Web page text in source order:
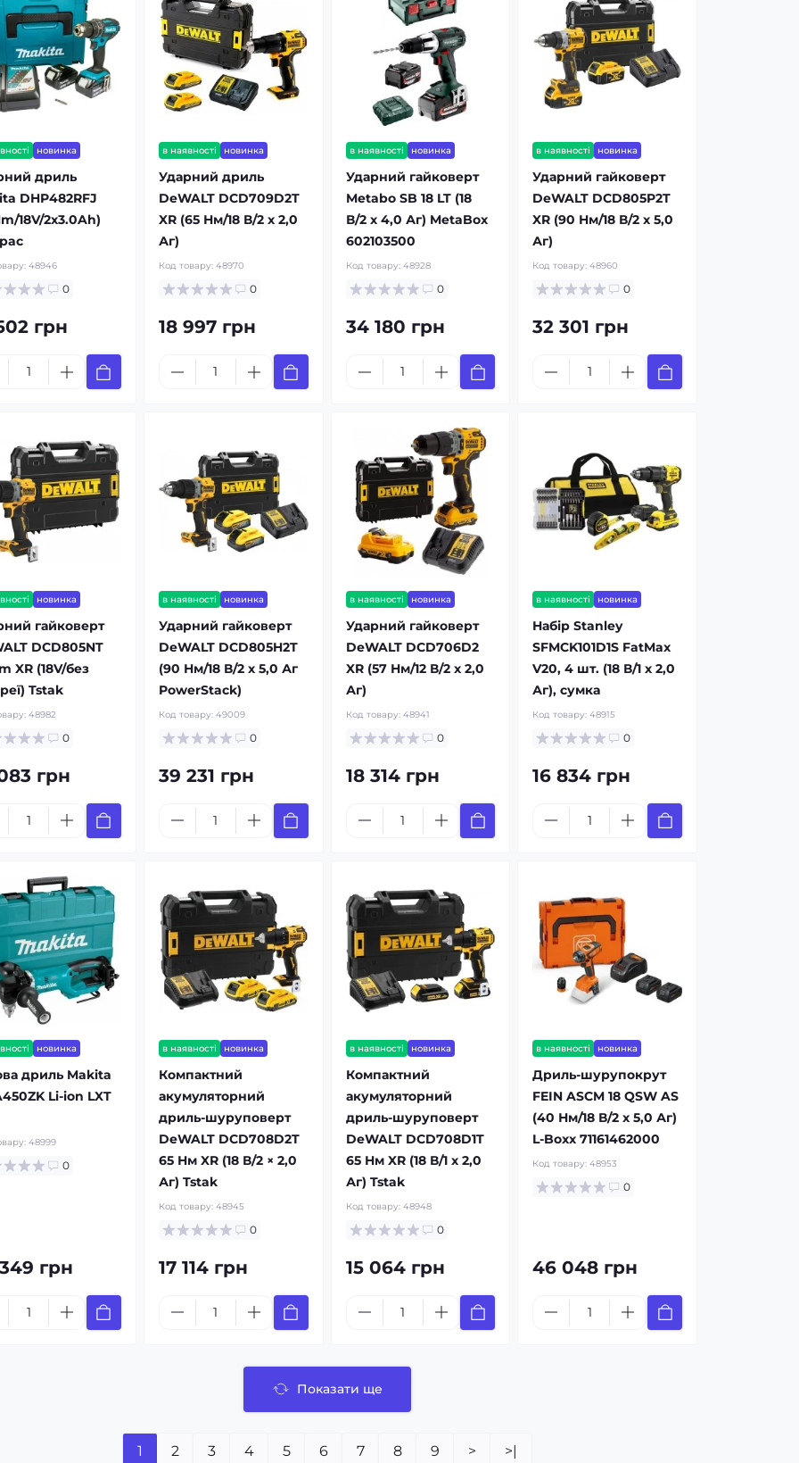
новинка
дриль
DHP482RFJ
18V/2x3.0Ah)
48946
0
грн
в наявності новинка
Ударний дриль
DeWALT DCD709D2T
XR (65 Нм/18 В/2 x 2,0
Аг)
Код товару: 48970
0
18 997 грн
в наявності новинка
Ударний гайковерт
Metabo SB 18 LT (18
В/2 x 4,0 Аг) MetaBox
602103500
Код товару: 48928
0
34 180 грн
в наявності новинка
Ударний гайковерт
DeWALT DCD805P2T
XR (90 Нм/18 В/2 x 5,0
Аг)
Код товару:48960
0
32 301 грн
новинка
гайковерт
DCD805NT
XR (18V/без
Tstak
48982
0
грн
в наявності новинка
Ударний гайковерт
DeWALT DCD805H2T
(90 Нм/18 В/2 x 5,0 Аг
PowerStack)
Код товару: 49009
0
39 231 грн
в наявності новинка
Ударний гайковерт
DeWALT DCD706D2
XR (57 Нм/12 В/2 x 2,0
Аг)
Код товару: 48941
0
18 314 грн
в наявності новинка
Набір Stanley
SFMCK101D1S FatMax
V20, 4 шт. (18 В/1 x 2,0
Аг), сумка
Код товару:48915
0
16 834 грн
новинка
дриль Makita
Li-ion LXT
48999
0
грн
в наявності новинка
Компактний
акумуляторний
дриль-шуруповерт
DeWALT DCD708D2T
65 Нм XR (18 В/2 × 2,0
Аг) Tstak
Код товару: 48945
0
17 114 грн
в наявності новинка
Компактний
акумуляторний
дриль-шуруповерт
DeWALT DCD708D1T
65 Нм XR (18 В/1 x 2,0
Аг) Tstak
Код товару: 48948
0
15 064 грн
в наявності новинка
Дриль-шурупокрут
FEIN ASCM 18 QSW AS
(40 Нм/18 В/2 x 5,0 Аг)
L-Boxx 71161462000
Код товару:48953
0
46 048 грн
Показати ще
1 2 3 4 5 6 7 8 9 > >|